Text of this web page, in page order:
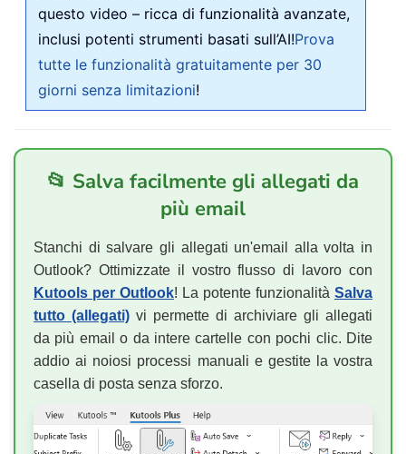
questo video – ricca di funzionalità avanzate,
inclusi potenti strumenti basati sull’AI!Prova
tutte le funzionalità gratuitamente per 30
giorni senza limitazioni!
📂 Salva facilmente gli allegati da
più email
Stanchi di salvare gli allegati un'email alla volta in
Outlook? Ottimizzate il vostro flusso di lavoro con
Kutools per Outlook! La potente funzionalità Salva
tutto (allegati) vi permette di archiviare gli allegati
da più email o da intere cartelle con pochi clic. Dite
addio ai noiosi processi manuali e gestite la vostra
casella di posta senza sforzo.